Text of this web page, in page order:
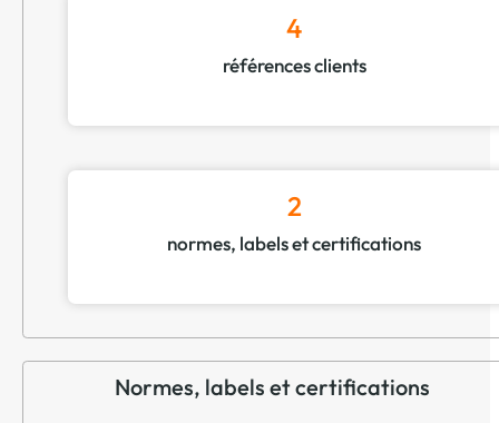
4
références clients
2
normes, labels et certifications
Normes, labels et certifications